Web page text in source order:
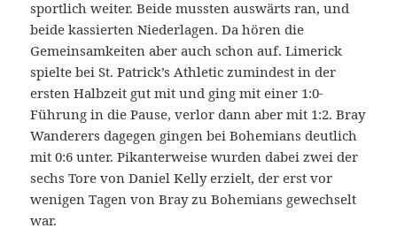
sportlich weiter. Beide mussten auswärts ran, und
beide kassierten Niederlagen. Da hören die
Gemeinsamkeiten aber auch schon auf. Limerick
spielte bei St. Patrick’s Athletic zumindest in der
ersten Halbzeit gut mit und ging mit einer 1:0-
Führung in die Pause, verlor dann aber mit 1:2. Bray
Wanderers dagegen gingen bei Bohemians deutlich
mit 0:6 unter. Pikanterweise wurden dabei zwei der
sechs Tore von Daniel Kelly erzielt, der erst vor
wenigen Tagen von Bray zu Bohemians gewechselt
war.